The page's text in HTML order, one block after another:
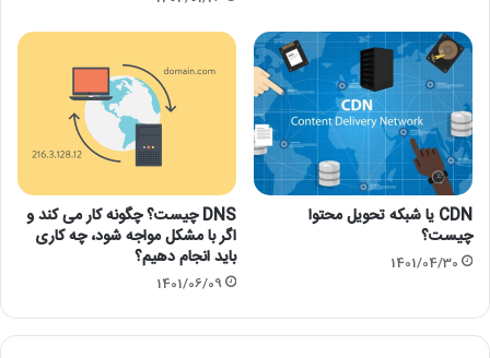
CDN یا شبکه تحویل محتوا
چیست؟
1401/04/30
DNS چیست؟ چگونه کار می کند و
اگر با مشکل مواجه شود، چه کاری
باید انجام دهیم؟
1401/06/09
دیدگاهتان را بنویسید
د